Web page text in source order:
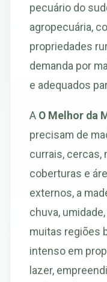
pecuário do
agropecuária,
propriedades
demanda por
e adequados
A O Melhor da
precisam de
currais, cercas,
coberturas e
externos, a
chuva,
muitas regiões
intenso em
lazer,